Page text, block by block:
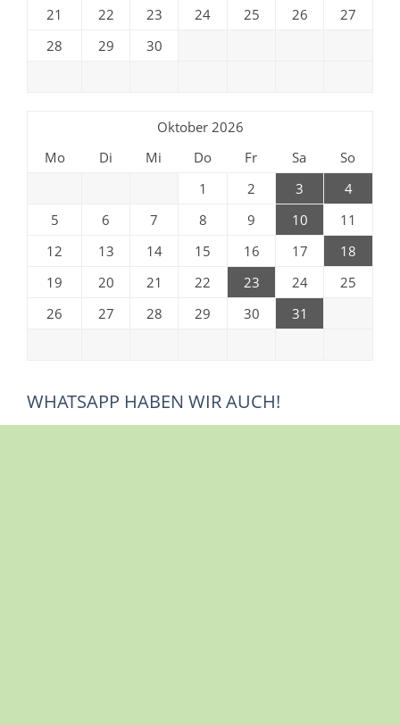
21
22 23 24 25 26
27
28
29 30
Oktober 2026
Mo
Di Mi Do Fr Sa
So
1
2 3
4
5
6 7 8 9 10
11
12
13 14 15 16 17
18
19
20 21 22 23 24
25
26
27 28 29 30 31
WHATSAPP HABEN WIR AUCH!